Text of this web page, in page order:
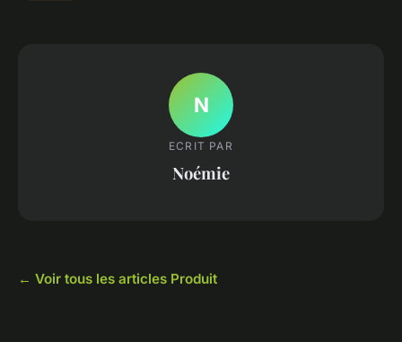
N
ECRIT PAR
Noémie
← Voir tous les articles Produit